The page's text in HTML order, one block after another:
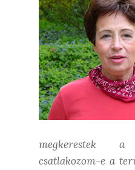
megkerestek
csatlakozom-e a